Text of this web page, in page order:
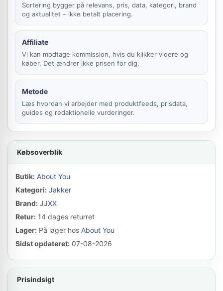
Sortering bygger på relevans, pris, data, kategori, brand
og aktualitet – ikke betalt placering.
Affiliate
Vi kan modtage kommission, hvis du klikker videre og
køber. Det ændrer ikke prisen for dig.
Metode
Læs hvordan vi arbejder med produktfeeds, prisdata,
guides og redaktionelle vurderinger.
Købsoverblik
Butik: About You
Kategori: Jakker
Brand: JJXX
Retur: 14 dages returret
Lager: På lager hos About You
Sidst opdateret: 07-08-2026
Prisindsigt